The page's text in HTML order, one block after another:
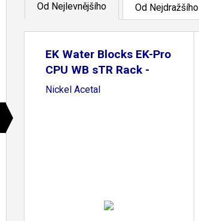
Od Nejlevnějšího Od Nejdražšího
EK Water Blocks EK-Pro
CPU WB sTR Rack -
Nickel Acetal